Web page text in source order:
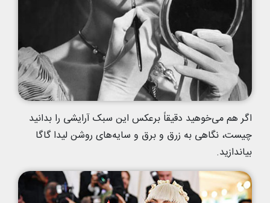
اگر هم می‌خوهید دقیقاً برعکس این سبک آرایشی را بدانید
چیست، نگاهی به زرق و برق و سایه‌های روشن لیدا گاگا
بیاندازید.